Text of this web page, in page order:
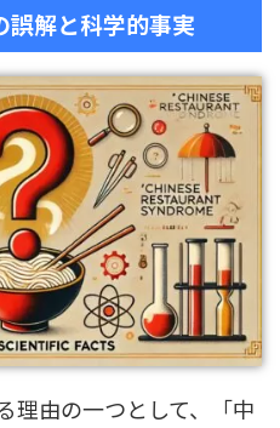
誤解と科学的事実
理由の一つとして、「中